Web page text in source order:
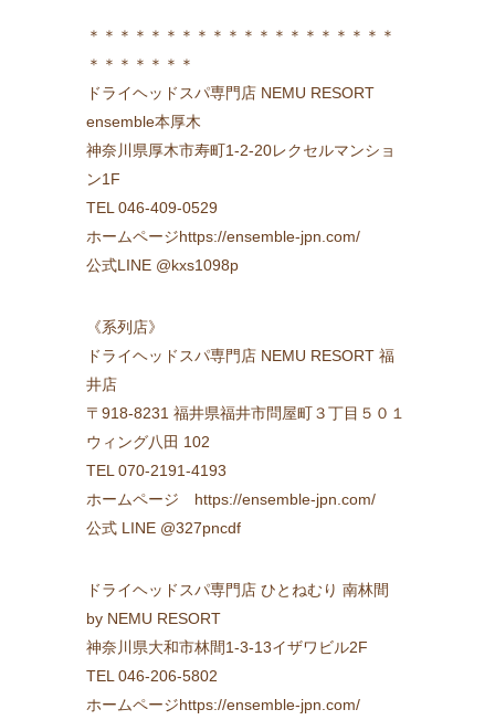
＊＊＊＊＊＊＊＊＊＊＊＊＊＊＊＊＊＊＊＊
＊＊＊＊＊＊＊
ドライヘッドスパ専門店 NEMU RESORT
ensemble本厚木
神奈川県厚木市寿町1-2-20レクセルマンショ
ン1F
TEL 046-409-0529
ホームページhttps://ensemble-jpn.com/
公式LINE @kxs1098p
《系列店》
ドライヘッドスパ専門店 NEMU RESORT 福
井店
〒918-8231 福井県福井市問屋町３丁目５０１
ウィング八田 102
TEL 070-2191-4193
ホームページ https://ensemble-jpn.com/
公式 LINE @327pncdf
ドライヘッドスパ専門店 ひとねむり 南林間
by NEMU RESORT
神奈川県大和市林間1-3-13イザワビル2F
TEL 046-206-5802
ホームページhttps://ensemble-jpn.com/